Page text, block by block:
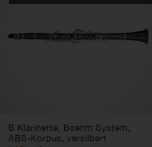
Klarinetten
B Klarinette, Boehm System,
ABS-Korpus, versilbert